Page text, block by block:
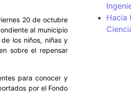
20 de octubre
al municipio
los niños, niñas y
sobre el repensar
para conocer y
por el Fondo
Hacia